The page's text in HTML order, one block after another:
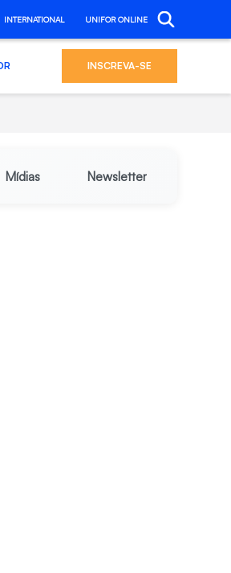
INTERNATIONAL UNIFOR ONLINE
INSCREVA-SE
Mídias Newsletter